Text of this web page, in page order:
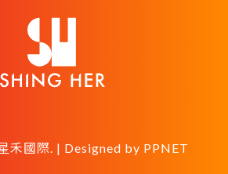
禾國際. | Designed by PPNET